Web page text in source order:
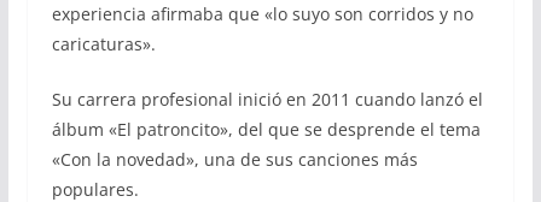
experiencia afirmaba que «lo suyo son corridos y no
caricaturas».
Su carrera profesional inició en 2011 cuando lanzó el
álbum «El patroncito», del que se desprende el tema
«Con la novedad», una de sus canciones más
populares.